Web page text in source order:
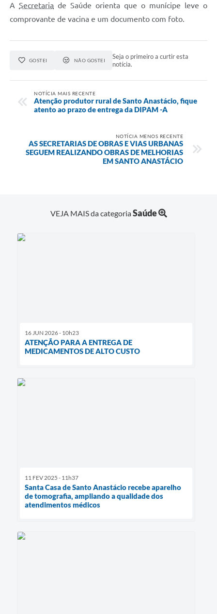
A Secretaria de Saúde orienta que o munícipe leve o
comprovante de vacina e um documento com foto.
GOSTEI NÃO GOSTEI
Seja o primeiro a curtir esta
notícia.
NOTÍCIA MAIS RECENTE
Atenção produtor rural de Santo Anastácio, fique
atento ao prazo de entrega da DIPAM -A
NOTÍCIA MENOS RECENTE
AS SECRETARIAS DE OBRAS E VIAS URBANAS
SEGUEM REALIZANDO OBRAS DE MELHORIAS
EM SANTO ANASTÁCIO
VEJA MAIS da categoriaSaúde
16 JUN 2026 - 10h23
ATENÇÃO PARA A ENTREGA DE
MEDICAMENTOS DE ALTO CUSTO
11 FEV 2025 - 11h37
Santa Casa de Santo Anastácio recebe aparelho
de tomografia, ampliando a qualidade dos
atendimentos médicos